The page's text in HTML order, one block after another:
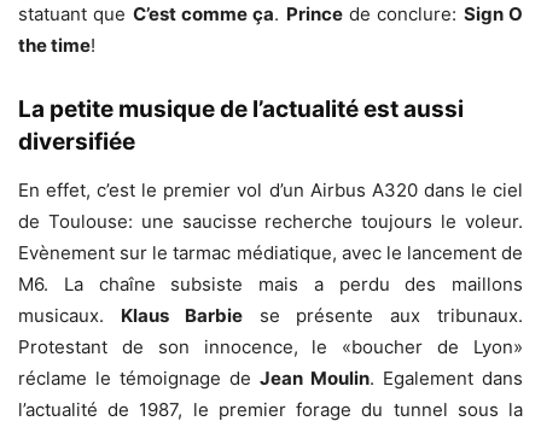
statuant que C’est comme ça. Princede conclure: Sign O
the time!
La petite musique de l’actualité est aussi
diversifiée
En effet, c’est le premier vol d’un Airbus A320 dans le ciel
de Toulouse: une saucisse recherche toujours le voleur.
Evènement sur le tarmac médiatique, avec le lancement de
M6. La chaîne subsiste mais a perdu des maillons
musicaux. Klaus Barbiese présente aux tribunaux.
Protestant de son innocence, le «boucher de Lyon»
réclame le témoignage de Jean Moulin. Egalement dans
l’actualité de 1987, le premier forage du tunnel sous la